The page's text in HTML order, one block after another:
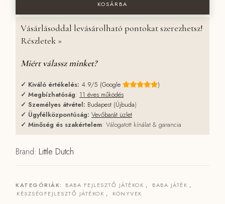
KOSÁRBA
Vásárlásoddal levásárolható pontokat szerezhetsz!
Részletek »
Miért válassz minket?
✓ Kiváló értékelés: 4.9/5 (Google
)
✓ Megbízhatóság: 11 éves működés
✓ Személyes átvétel: Budapest (Újbuda)
✓ Ügyfélközpontúság: Vevőbarát üzlet
✓ Minőség és szakértelem: Válogatott kínálat & garancia
Brand: Little Dutch
KATEGÓRIÁK: BABA FEJLESZTŐ JÁTÉKOK , BABA JÁTÉK ,
KÉSZSÉGFEJLESZTŐ JÁTÉKOK , KÖNYVEK